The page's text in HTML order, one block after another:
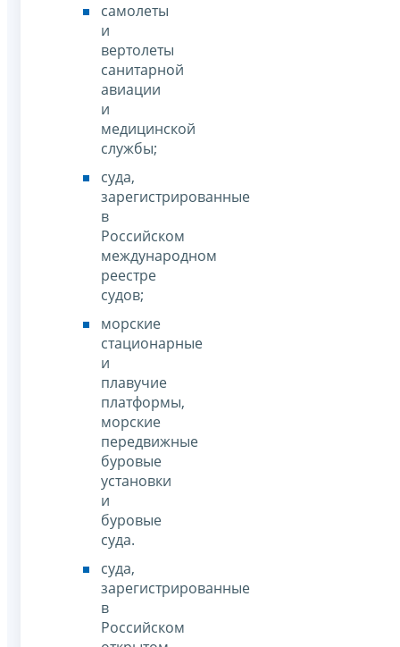
самолеты
и
вертолеты
санитарной
авиации
и
медицинской
службы;
суда,
зарегистрированные
в
Российском
международном
реестре
судов;
морские
стационарные
и
плавучие
платформы,
морские
передвижные
буровые
установки
и
буровые
суда.
суда,
зарегистрированные
в
Российском